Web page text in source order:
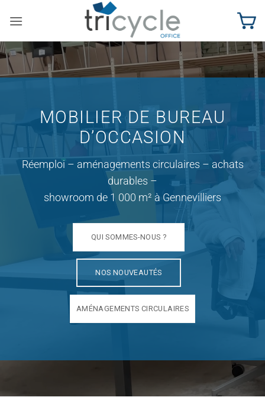
MOBILIER DE BUREAU
D’OCCASION
Réemploi – aménagements circulaires – achats
durables –
showroom de 1 000 m² à Gennevilliers
QUI SOMMES-NOUS ?
NOS NOUVEAUTÉS
AMÉNAGEMENTS CIRCULAIRES